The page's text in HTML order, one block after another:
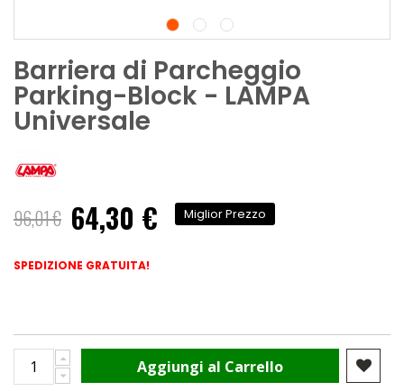
Barriera di Parcheggio
Parking-Block - LAMPA
Universale
96,01 €
Prezzo
speciale
64,30 € Miglior Prezzo
SPEDIZIONE GRATUITA!
Aggiungi al Carrello